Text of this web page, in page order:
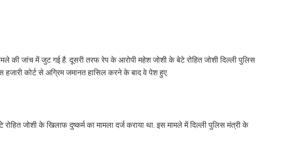
की जांच में जुट गई है. दूसरी तरफ रेप के आरोपी महेश जोशी के बेटे रोहित जोशी दिल्ली पुलिस
कोर्ट से अग्रिम जमानत हासिल करने के बाद वे पेश हुए.
जोशी के खिलाफ दुष्कर्म का मामला दर्ज कराया था. इस मामले में दिल्ली पुलिस मंत्री के